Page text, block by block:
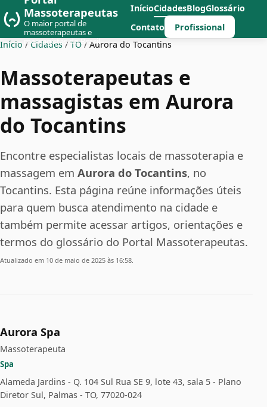
Massoterapeutas
O maior portal de
massoterapeutas e
massagistas do Brasil
InícioCidadesBlogGlossário
Contato
Profissional
Início / Cidades / TO / Aurora do Tocantins
Massoterapeutas e
massagistas em Aurora
do Tocantins
Encontre especialistas locais de massoterapia e
massagem em Aurora do Tocantins, no
Tocantins. Esta página reúne informações úteis
para quem busca atendimento na cidade e
também permite acessar artigos, orientações e
termos do glossário do Portal Massoterapeutas.
Atualizado em 10 de maio de 2025 às 16:58.
Aurora Spa
Massoterapeuta
Spa
Alameda Jardins - Q. 104 Sul Rua SE 9, lote 43, sala 5 - Plano
Diretor Sul, Palmas - TO, 77020-024